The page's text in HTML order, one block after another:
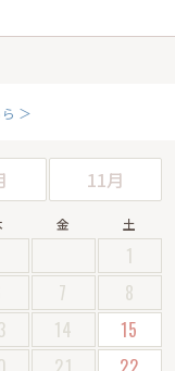
＞
11月
金 土
1
7
8
14
15